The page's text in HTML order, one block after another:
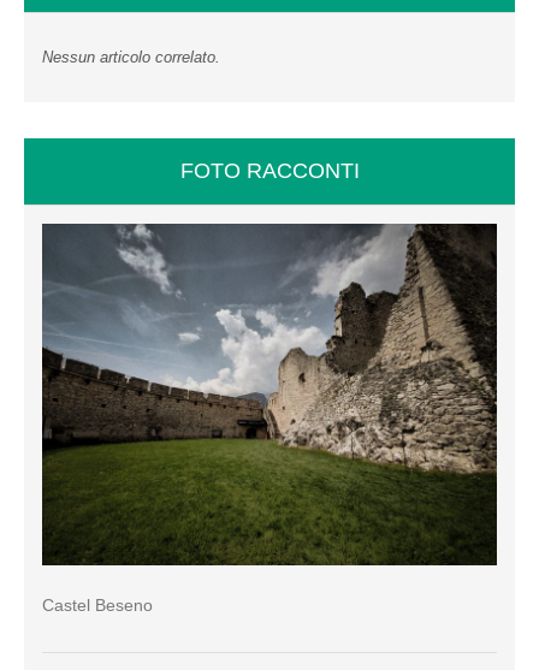
Nessun articolo correlato.
FOTO RACCONTI
Castel Beseno